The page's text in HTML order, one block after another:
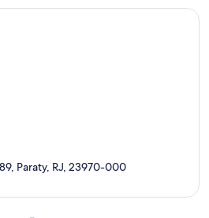
Paraty, RJ, 23970-000